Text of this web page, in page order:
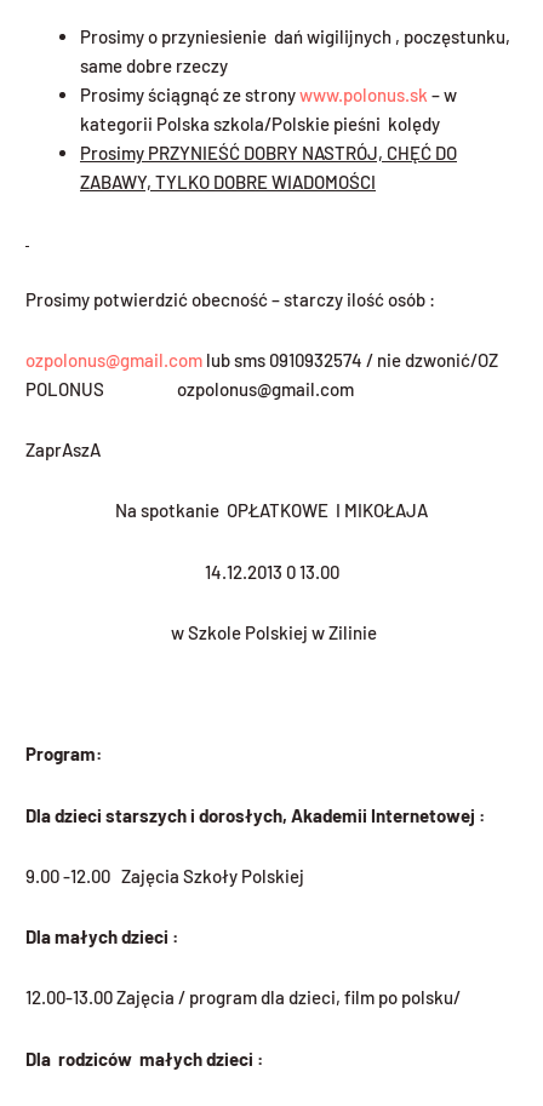
Prosimy o przyniesienie dań wigilijnych , poczęstunku,
same dobre rzeczy
Prosimy ściągnąć ze stronywww.polonus.sk – w
kategorii Polska szkola/Polskie pieśni kolędy
Prosimy PRZYNIEŚĆ DOBRY NASTRÓJ, CHĘĆ DO
ZABAWY, TYLKO DOBRE WIADOMOŚCI
Prosimy potwierdzić obecność – starczy ilość osób :
ozpolonus@gmail.com lub sms 0910932574 / nie dzwonić/OZ
POLONUS ozpolonus@gmail.com
ZaprAszA
Na spotkanie OPŁATKOWE I MIKOŁAJA
14.12.2013 0 13.00
w Szkole Polskiej w Zilinie
Program:
Dla dzieci starszych i dorosłych, Akademii Internetowej :
9.00 -12.00 Zajęcia Szkoły Polskiej
Dla małych dzieci :
12.00-13.00 Zajęcia / program dla dzieci, film po polsku/
Dla rodziców małych dzieci :